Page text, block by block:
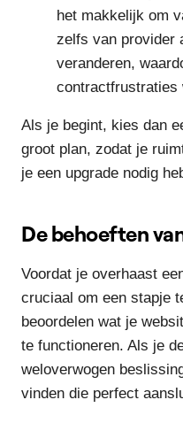
het makkelijk om
zelfs van provider
veranderen,
contractfrustraties
Als je begint, kies dan
groot plan, zodat je
je een upgrade nodig
De behoeften
Voordat je overhaast
cruciaal om een stapje
beoordelen wat je
te functioneren. Als je
weloverwogen
vinden die perfect